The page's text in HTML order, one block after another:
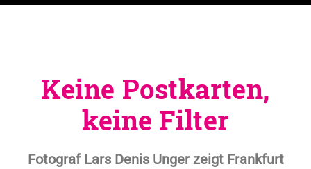
Keine Postkarten,
keine Filter
Fotograf Lars Denis Unger zeigt Frankfurt